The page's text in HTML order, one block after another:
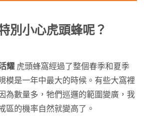
別小心虎頭蜂呢？
耀 虎頭蜂窩經過了整個春季和夏季
模是一年中最大的時候。有些大窩裡
為數量多，牠們巡邏的範圍變廣，我
區的機率自然就變高了。